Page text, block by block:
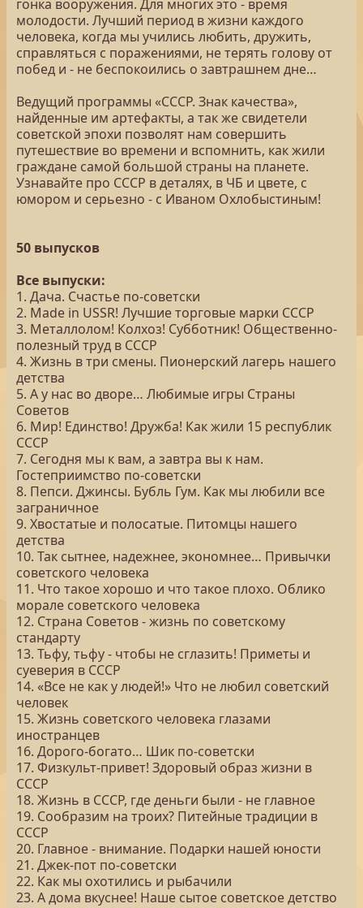
гонка вооружения. Для многих это - время
молодости. Лучший период в жизни каждого
человека, когда мы учились любить, дружить,
справляться с поражениями, не терять голову от
побед и - не беспокоились о завтрашнем дне…
Ведущий программы «СССР. Знак качества»,
найденные им артефакты, а так же свидетели
советской эпохи позволят нам совершить
путешествие во времени и вспомнить, как жили
граждане самой большой страны на планете.
Узнавайте про СССР в деталях, в ЧБ и цвете, с
юмором и серьезно - с Иваном Охлобыстиным!
50 выпусков
Все выпуски:
1. Дача. Счастье по-советски
2. Made in USSR! Лучшие торговые марки СССР
3. Металлолом! Колхоз! Субботник! Общественно-
полезный труд в СССР
4. Жизнь в три смены. Пионерский лагерь нашего
детства
5. А у нас во дворе… Любимые игры Страны
Советов
6. Мир! Единство! Дружба! Как жили 15 республик
СССР
7. Сегодня мы к вам, а завтра вы к нам.
Гостеприимство по-советски
8. Пепси. Джинсы. Бубль Гум. Как мы любили все
заграничное
9. Хвостатые и полосатые. Питомцы нашего
детства
10. Так сытнее, надежнее, экономнее… Привычки
советского человека
11. Что такое хорошо и что такое плохо. Облико
морале советского человека
12. Страна Советов - жизнь по советскому
стандарту
13. Тьфу, тьфу - чтобы не сглазить! Приметы и
суеверия в СССР
14. «Все не как у людей!» Что не любил советский
человек
15. Жизнь советского человека глазами
иностранцев
16. Дорого-богато… Шик по-советски
17. Физкульт-привет! Здоровый образ жизни в
СССР
18. Жизнь в СССР, где деньги были - не главное
19. Сообразим на троих? Питейные традиции в
СССР
20. Главное - внимание. Подарки нашей юности
21. Джек-пот по-советски
22. Как мы охотились и рыбачили
23. А дома вкуснее! Наше сытое советское детство